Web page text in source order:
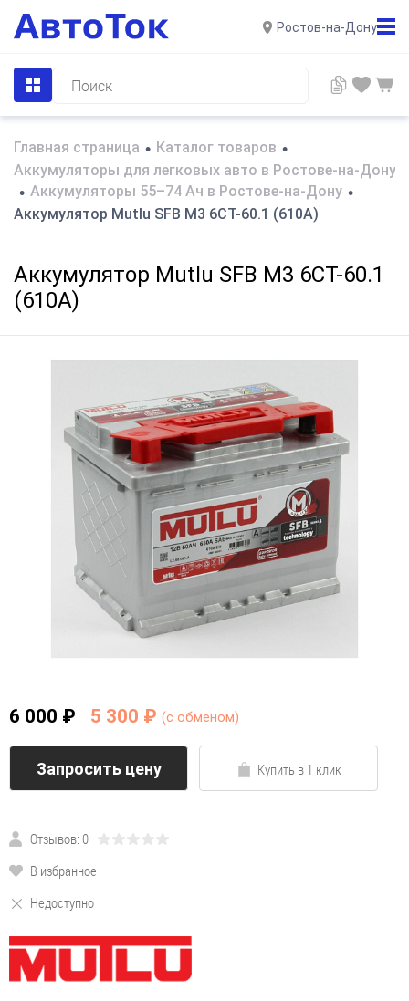
Ростов-на-Дону
Главная страница • Каталог товаров •
Аккумуляторы для легковых авто в Ростове-на-Дону
• Аккумуляторы 55–74 Ач в Ростове-на-Дону •
Аккумулятор Mutlu SFB M3 6CT-60.1 (610A)
Аккумулятор Mutlu SFB M3 6CT-60.1
(610A)
6 000 ₽ 5 300 ₽ (c обменом)
Запросить цену Купить в 1 клик
Отзывов: 0
В избранное
Недоступно